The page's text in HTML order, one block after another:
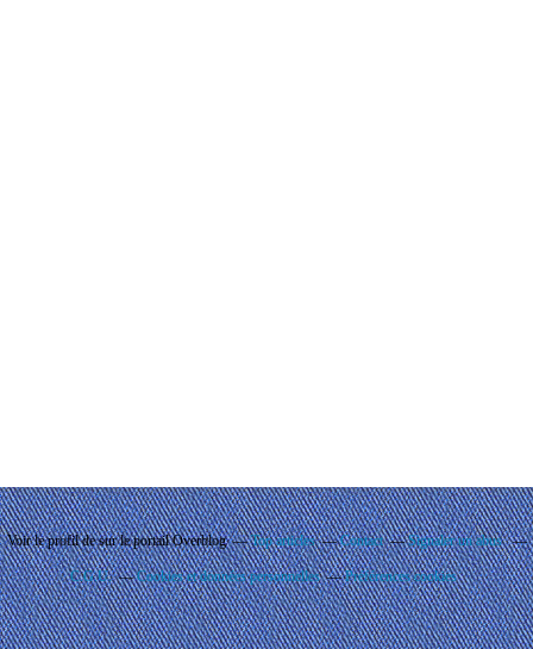
Voir le profil desur le portail Overblog Top articles Contact Signaler un abus
C.G.U. Cookies et données personnelles Préférences cookies